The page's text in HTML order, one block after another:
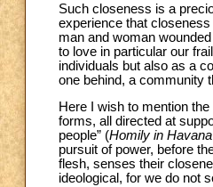
Such closeness is a
experience that
man and woman
to love in particular our
individuals but also as a
one behind, a community
Here I wish to mention
forms, all directed at
people” (Homily in Havana
pursuit of power, before
flesh, senses their
ideological, for we do not